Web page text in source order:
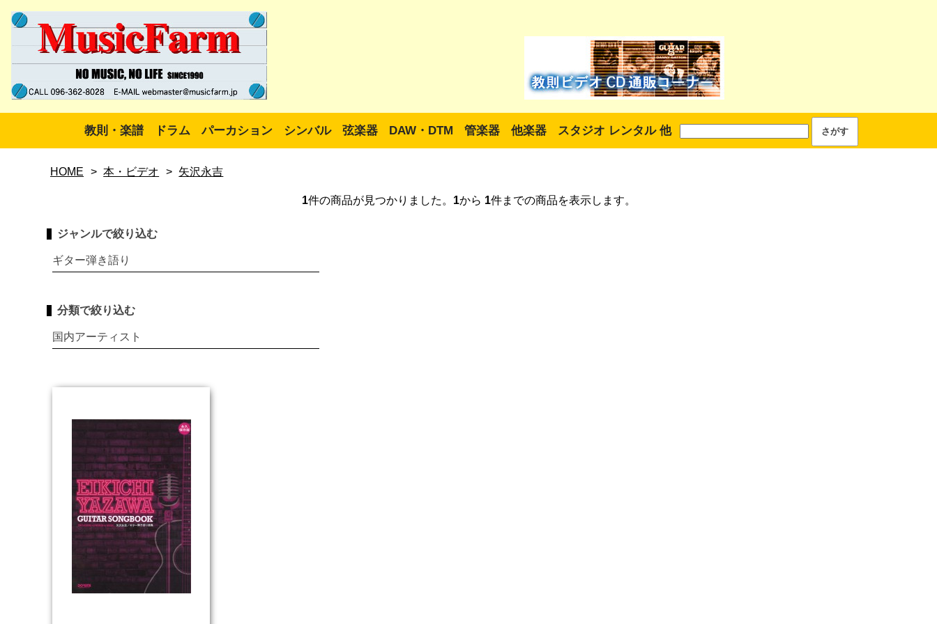
教則・楽譜 ドラム パーカション シンバル 弦楽器 DAW・DTM 管楽器 他楽器 スタジオ レンタル 他
HOME > 本・ビデオ > 矢沢永吉
1件の商品が見つかりました。 1から 1件までの商品を表示します。
ジャンルで絞り込む
ギター弾き語り
分類で絞り込む
国内アーティスト